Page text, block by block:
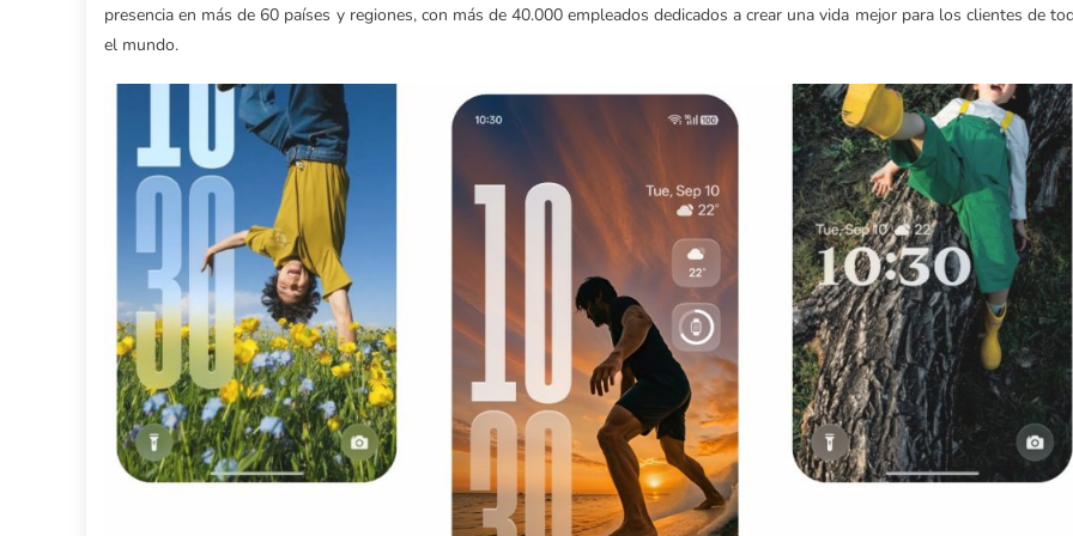
presencia en más de 60 países y regiones, con más de 40.000 empleados dedicados a crear una vida mejor para los clientes de
el mundo.